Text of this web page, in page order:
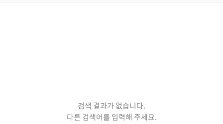
검색 결과가 없습니다.
다른 검색어를 입력해 주세요.